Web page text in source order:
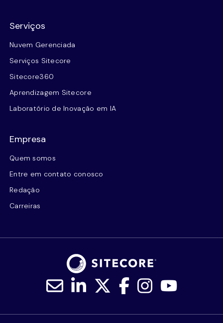
Serviços
Nuvem Gerenciada
Serviços Sitecore
Sitecore360
Aprendizagem Sitecore
Laboratório de Inovação em IA
Empresa
Quem somos
Entre em contato conosco
Redação
Carreiras